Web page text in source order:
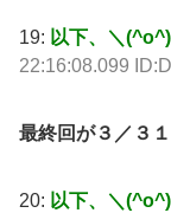
19: 以下、＼
22:16:08.099
最終回が３／３
20: 以下、＼